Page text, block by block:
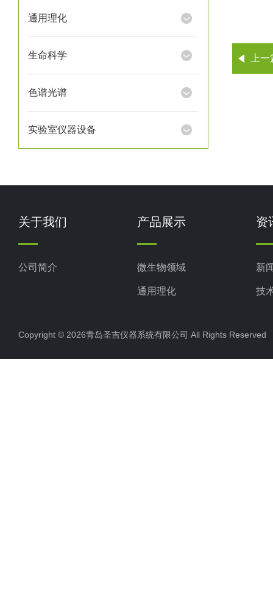
通用理化
生命科学
色谱光谱
实验室仪器设备
上
关于我们
公司简介
产品展示
微生物领域
通用理化
色谱光谱
实验室仪器设备
资
新
技
Copyright © 2026青岛圣吉仪器系统有限公司 All Rights